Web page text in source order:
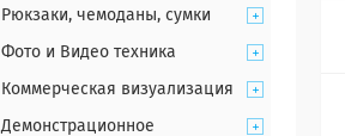
Рюкзаки, чемоданы, сумки
Фото и Видео техника
Коммерческая визуализация
Демонстрационное